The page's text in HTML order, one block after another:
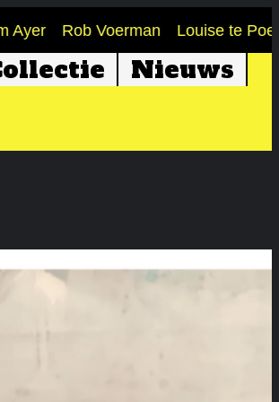
Rob Voerman Louise te Poele
Nieuws